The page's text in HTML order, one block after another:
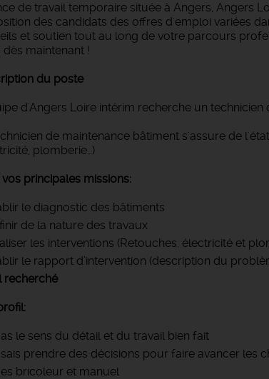
de travail temporaire située à Angers, Angers
des candidats des offres d'emploi variées
et soutien tout au long de votre parcours
dès maintenant !
du poste
d'Angers Loire intérim recherche un
de maintenance bâtiment s'assure de
plomberie…)
vos principales missions:
le diagnostic des bâtiments
de la nature des travaux
les interventions (Retouches, électricité et
le rapport d’intervention (description du
recherché
le sens du détail et du travail bien fait
prendre des décisions pour faire avancer les
bricoleur et manuel